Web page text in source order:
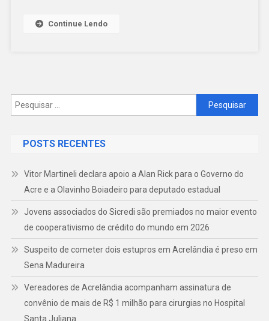
Continue Lendo
Pesquisar
por:
POSTS RECENTES
Vitor Martineli declara apoio a Alan Rick para o Governo do
Acre e a Olavinho Boiadeiro para deputado estadual
Jovens associados do Sicredi são premiados no maior evento
de cooperativismo de crédito do mundo em 2026
Suspeito de cometer dois estupros em Acrelândia é preso em
Sena Madureira
Vereadores de Acrelândia acompanham assinatura de
convênio de mais de R$ 1 milhão para cirurgias no Hospital
Santa Juliana